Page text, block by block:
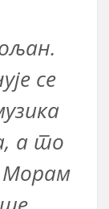
се
а то
Морам